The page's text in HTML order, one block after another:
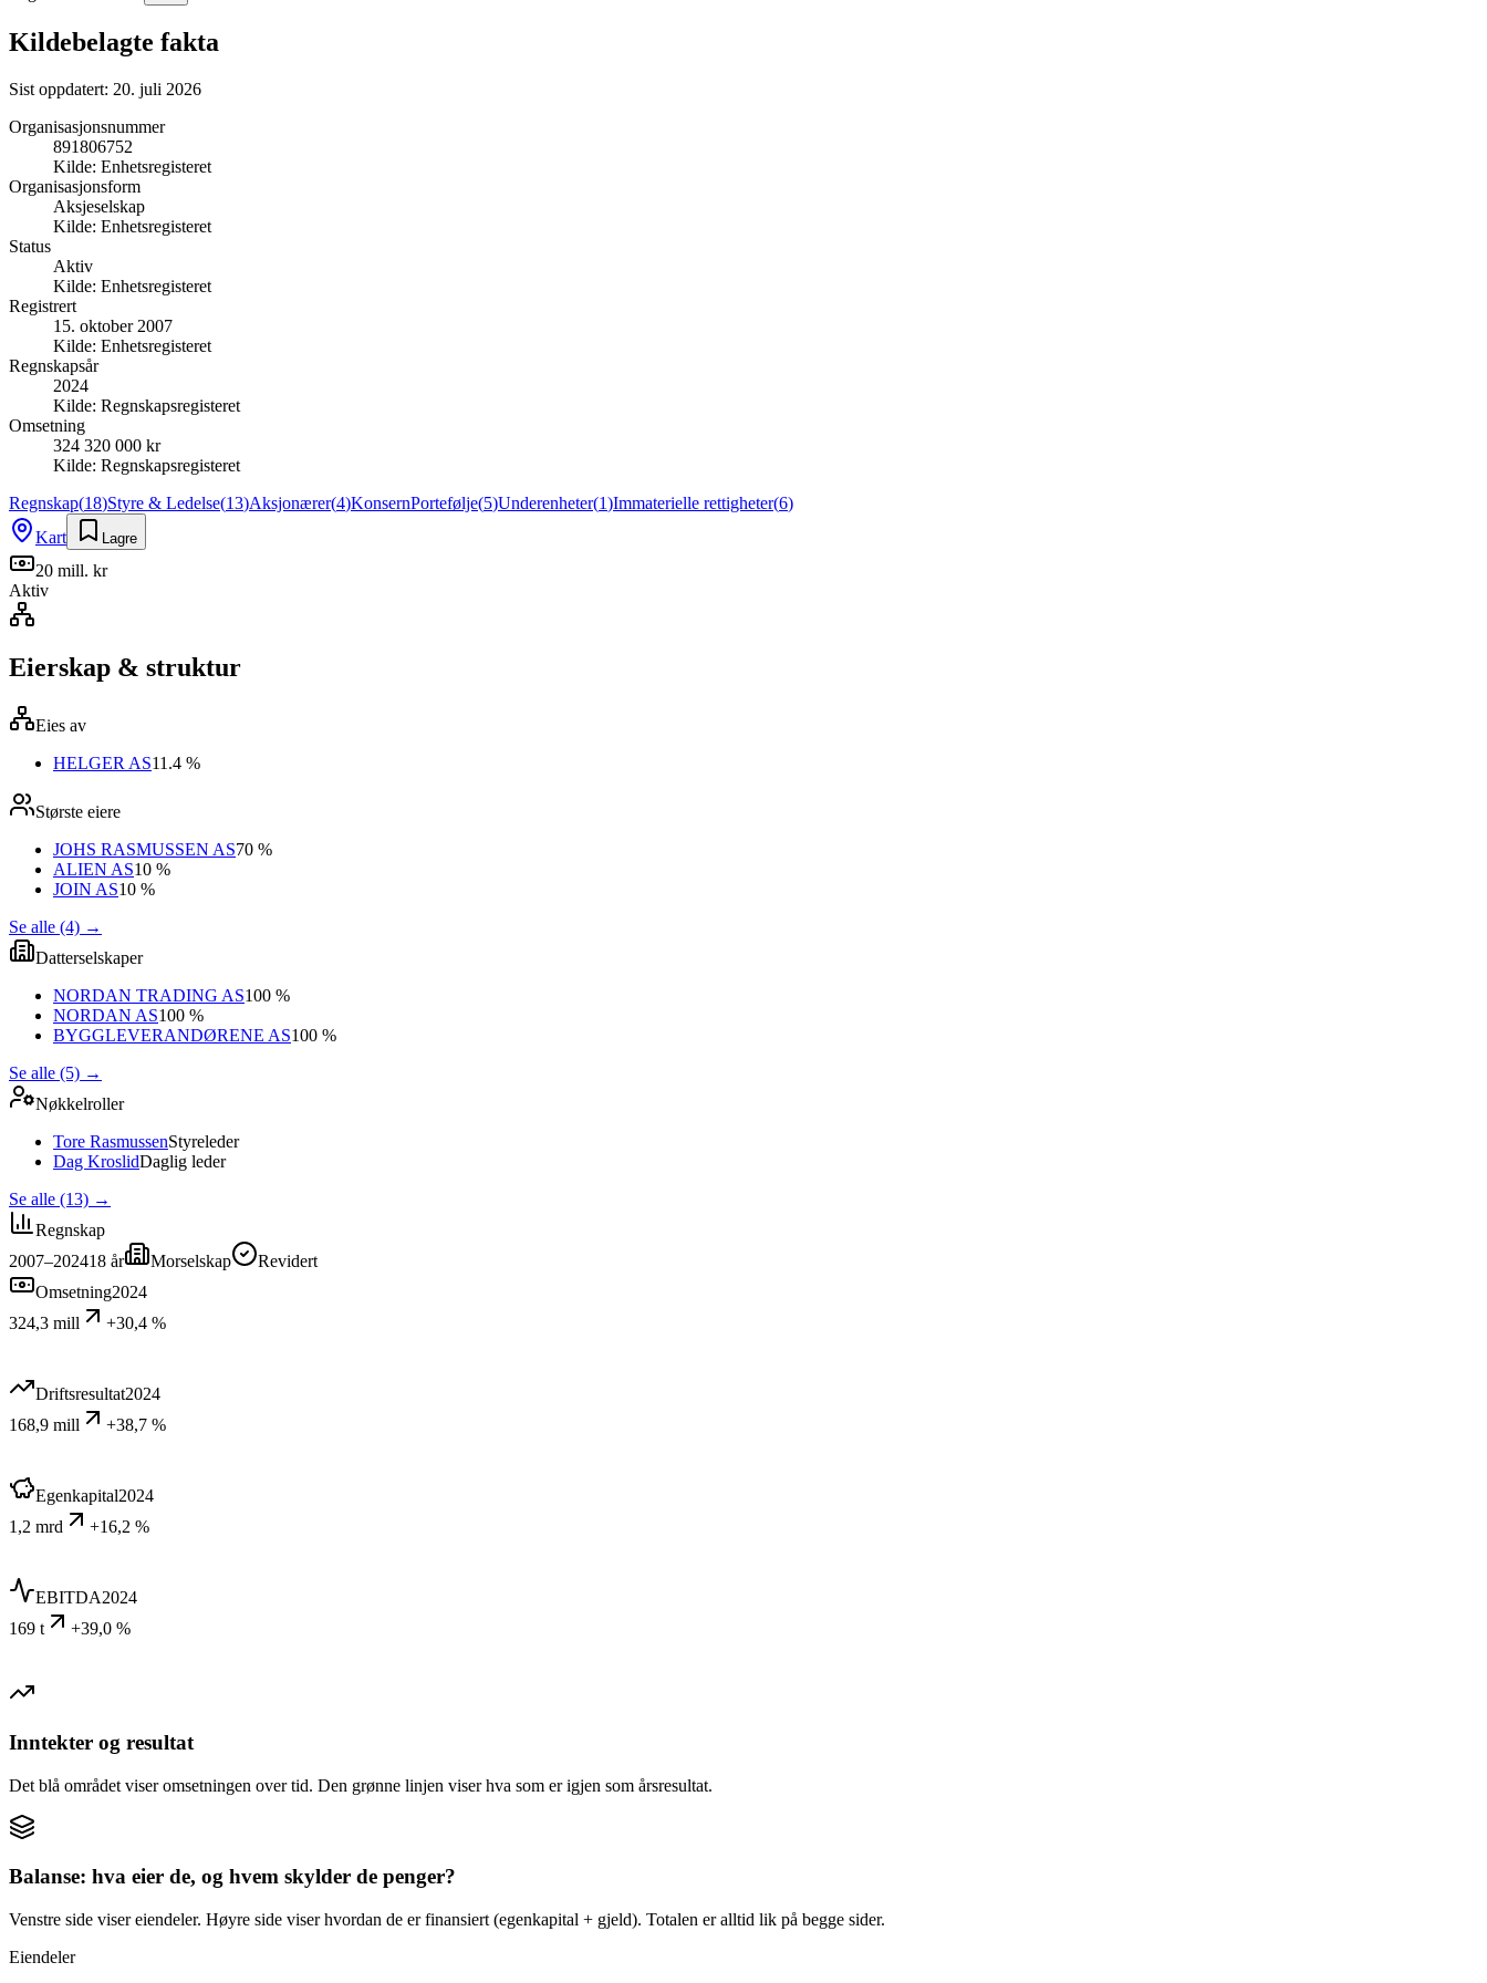
Kildebelagte fakta
Sist oppdatert: 20. juli 2026
Organisasjonsnummer
891806752
Kilde: Enhetsregisteret
Organisasjonsform
Aksjeselskap
Kilde: Enhetsregisteret
Status
Aktiv
Kilde: Enhetsregisteret
Registrert
15. oktober 2007
Kilde: Enhetsregisteret
Regnskapsår
2024
Kilde: Regnskapsregisteret
Omsetning
324 320 000 kr
Kilde: Regnskapsregisteret
Regnskap(18)Styre & Ledelse(13)Aksjonærer(4)KonsernPortefølje(5)Underenheter(1)Immaterielle rettigheter(6)
Kart
Lagre
20 mill. kr
Aktiv
Eierskap & struktur
Eies av
HELGER AS11.4 %
Største eiere
JOHS RASMUSSEN AS70 %
ALIEN AS10 %
JOIN AS10 %
Se alle (4) →
Datterselskaper
NORDAN TRADING AS100 %
NORDAN AS100 %
BYGGLEVERANDØRENE AS100 %
Se alle (5) →
Nøkkelroller
Tore RasmussenStyreleder
Dag KroslidDaglig leder
Se alle (13) →
Regnskap
2007–202418 år Morselskap
Revidert
Omsetning2024
324,3 mill
+30,4 %
Driftsresultat2024
168,9 mill
+38,7 %
Egenkapital2024
1,2 mrd
+16,2 %
EBITDA2024
169 t
+39,0 %
Inntekter og resultat
Det blå området viser omsetningen over tid. Den grønne linjen viser hva som er igjen som årsresultat.
Balanse: hva eier de, og hvem skylder de penger?
Venstre side viser eiendeler. Høyre side viser hvordan de er finansiert (egenkapital + gjeld). Totalen er alltid lik på begge sider.
Eiendeler